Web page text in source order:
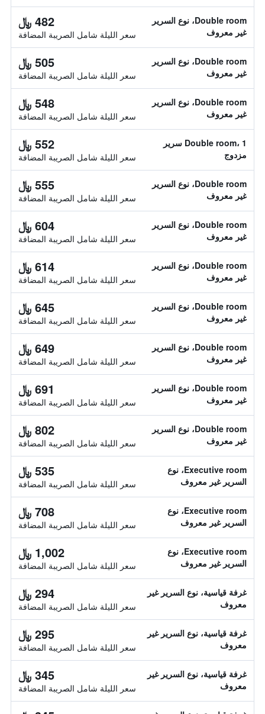
Double room، نوع السرير
غير معروف
482 ﷼
سعر الليلة شامل الصريبة المضافة
Double room، نوع السرير
غير معروف
505 ﷼
سعر الليلة شامل الصريبة المضافة
Double room، نوع السرير
غير معروف
548 ﷼
سعر الليلة شامل الصريبة المضافة
Double room، 1 سرير
مزدوج
552 ﷼
سعر الليلة شامل الصريبة المضافة
Double room، نوع السرير
غير معروف
555 ﷼
سعر الليلة شامل الصريبة المضافة
Double room، نوع السرير
غير معروف
604 ﷼
سعر الليلة شامل الصريبة المضافة
Double room، نوع السرير
غير معروف
614 ﷼
سعر الليلة شامل الصريبة المضافة
Double room، نوع السرير
غير معروف
645 ﷼
سعر الليلة شامل الصريبة المضافة
Double room، نوع السرير
غير معروف
649 ﷼
سعر الليلة شامل الصريبة المضافة
Double room، نوع السرير
غير معروف
691 ﷼
سعر الليلة شامل الصريبة المضافة
Double room، نوع السرير
غير معروف
802 ﷼
سعر الليلة شامل الصريبة المضافة
Executive room، نوع
السرير غير معروف
535 ﷼
سعر الليلة شامل الصريبة المضافة
Executive room، نوع
السرير غير معروف
708 ﷼
سعر الليلة شامل الصريبة المضافة
Executive room، نوع
السرير غير معروف
1,002 ﷼
سعر الليلة شامل الصريبة المضافة
غرفة قياسية، نوع السرير غير
معروف
294 ﷼
سعر الليلة شامل الصريبة المضافة
غرفة قياسية، نوع السرير غير
معروف
295 ﷼
سعر الليلة شامل الصريبة المضافة
غرفة قياسية، نوع السرير غير
معروف
345 ﷼
سعر الليلة شامل الصريبة المضافة